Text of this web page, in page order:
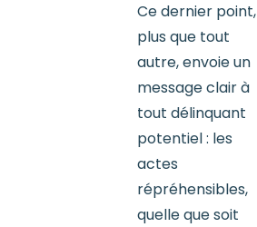
Ce dernier point,
plus que tout
autre, envoie un
message clair à
tout délinquant
potentiel : les
actes
répréhensibles,
quelle que soit